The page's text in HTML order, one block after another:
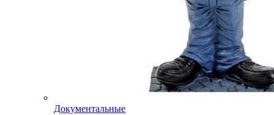
Документальные